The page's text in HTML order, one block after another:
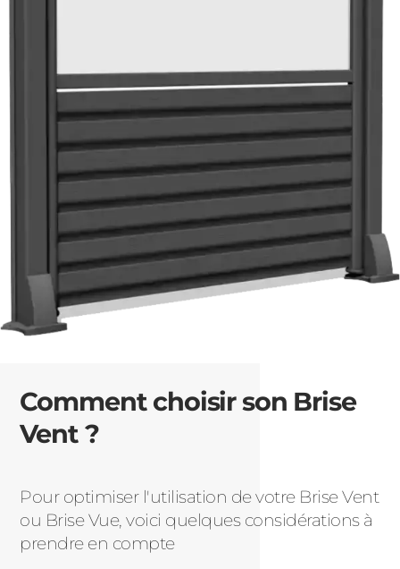
Comment choisir son Brise
Vent ?
Pour optimiser l'utilisation de votre Brise Vent
ou Brise Vue, voici quelques considérations à
prendre en compte